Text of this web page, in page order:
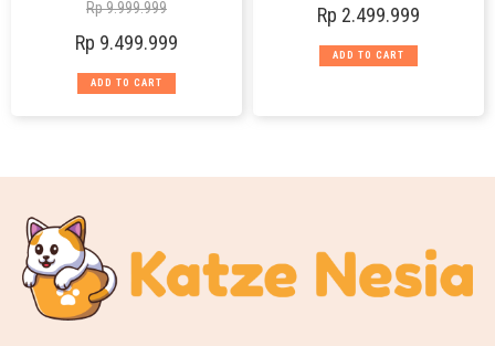
Rp9.999.999
Rp 9.499.999
ADD TO CART
Rp 2.499.999
ADD TO CART